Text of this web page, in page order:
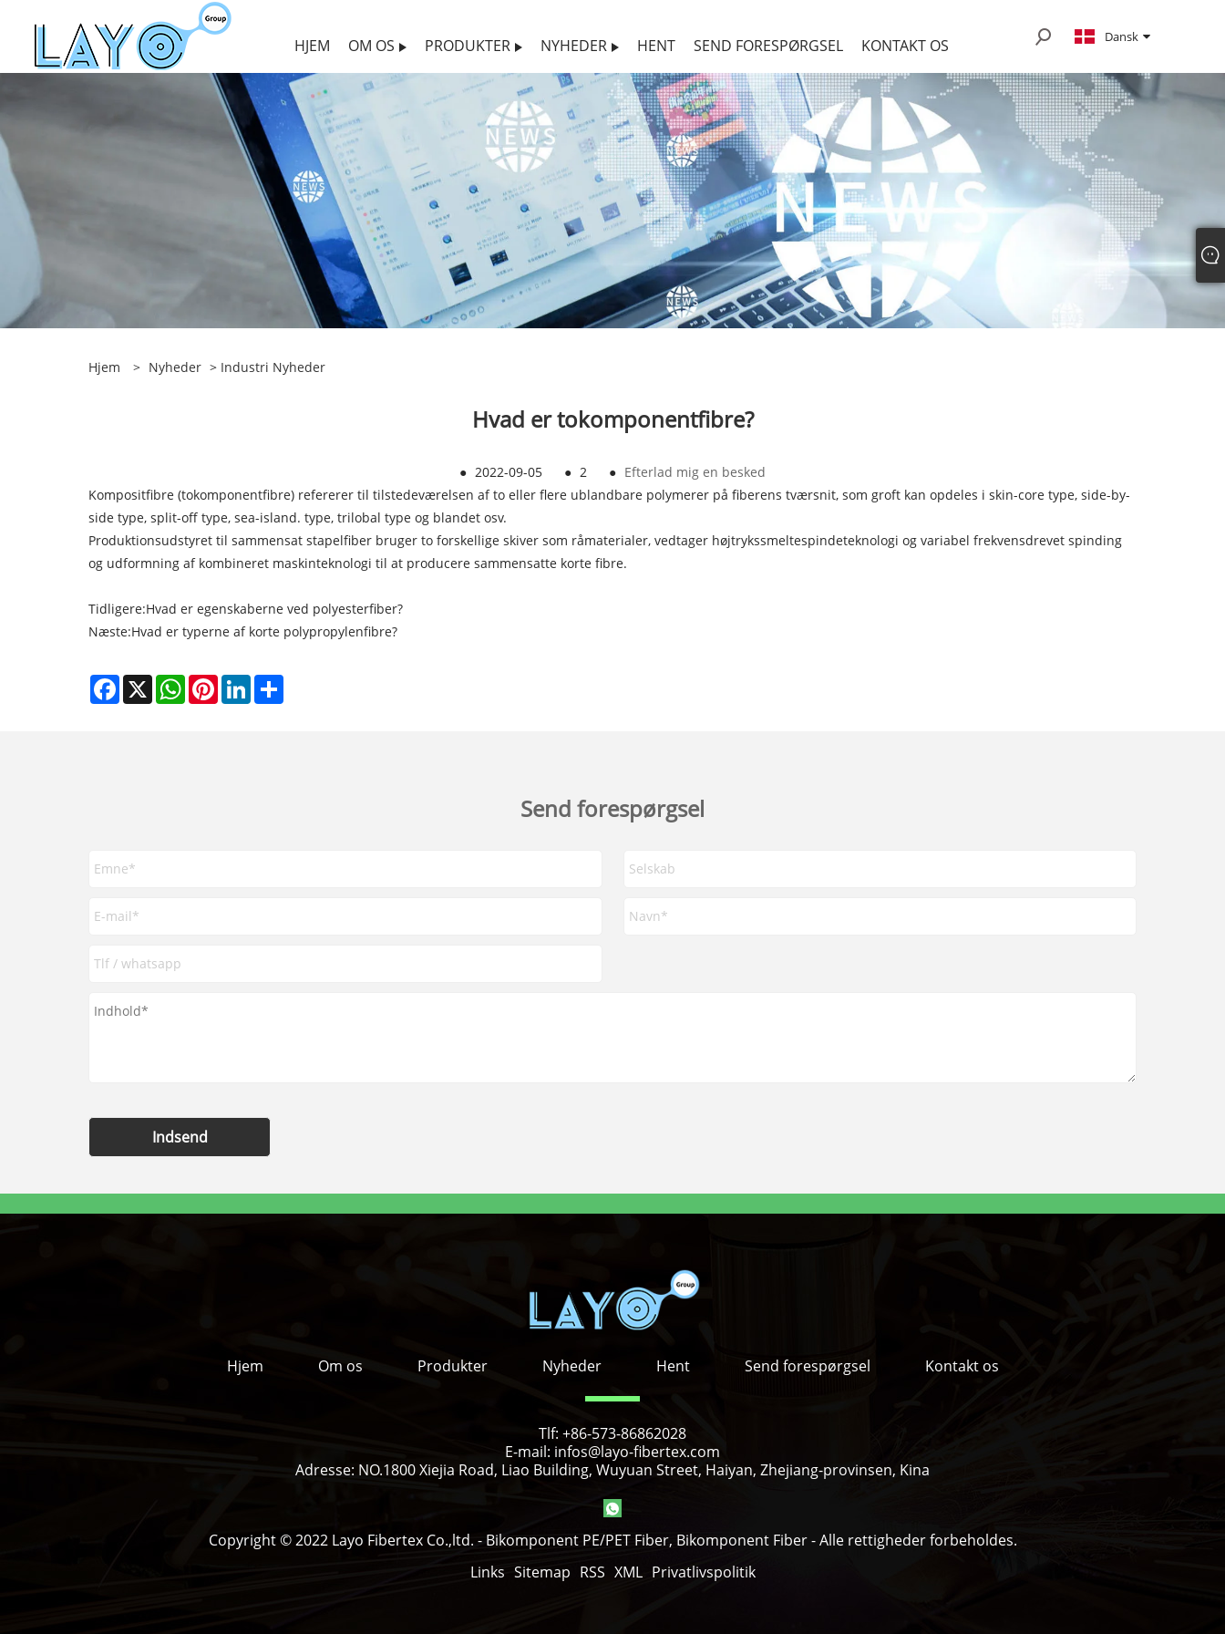
HJEM OM OS PRODUKTER NYHEDER HENT SEND FORESPØRGSEL KONTAKT OS Dansk
Hjem > Nyheder > Industri Nyheder
Hvad er tokomponentfibre?
● 2022-09-05 ● 2 ● Efterlad mig en besked
Kompositfibre (tokomponentfibre) refererer til tilstedeværelsen af ​​to eller flere ublandbare polymerer på fiberens tværsnit, som groft kan opdeles i skin-core type, side-by-
side type, split-off type, sea-island. type, trilobal type og blandet osv.
Produktionsudstyret til sammensat stapelfiber bruger to forskellige skiver som råmaterialer, vedtager højtrykssmeltespindeteknologi og variabel frekvensdrevet spinding
og udformning af kombineret maskinteknologi til at producere sammensatte korte fibre.
Tidligere:Hvad er egenskaberne ved polyesterfiber?
Næste:Hvad er typerne af korte polypropylenfibre?
Facebook
X WhatsAppPinterestLinkedIn
Send forespørgsel
Indsend
Hjem Om os Produkter Nyheder Hent Send forespørgsel Kontakt os
Tlf: +86-573-86862028
E-mail: infos@layo-fibertex.com
Adresse: NO.1800 Xiejia Road, Liao Building, Wuyuan Street, Haiyan, Zhejiang-provinsen, Kina
Copyright © 2022 Layo Fibertex Co.,ltd. - Bikomponent PE/PET Fiber, Bikomponent Fiber - Alle rettigheder forbeholdes.
Links Sitemap RSS XML Privatlivspolitik